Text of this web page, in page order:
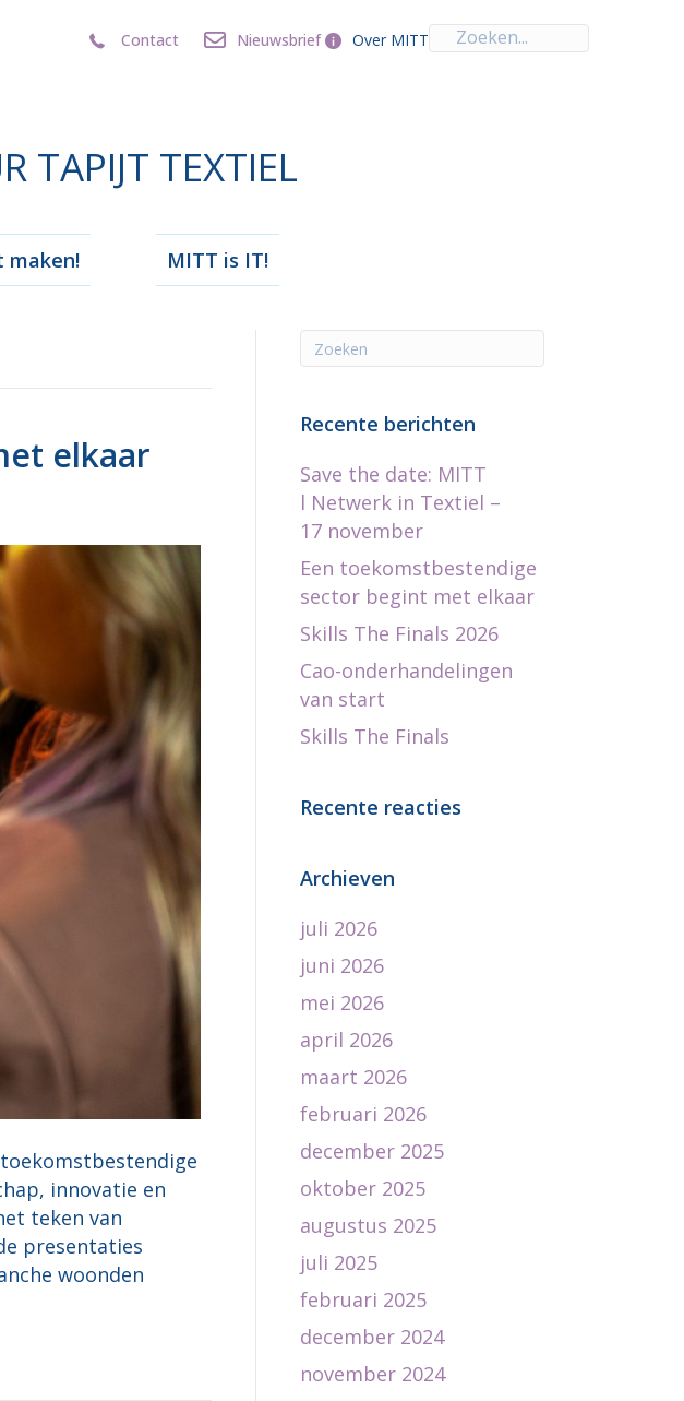
ContactContact Nieuwsbrief
Nieuwsbrief Over MITT
Over MITT
TAPIJT TEXTIEL
maken! MITT is IT!
elkaar
innovatie en
teken van
presentaties
woonden
Recente berichten
Save the date: MITT
l Netwerk in Textiel –
17 november
Een toekomstbestendige
sector begint met elkaar
Skills The Finals 2026
Cao-onderhandelingen
van start
Skills The Finals
Recente reacties
Archieven
juli 2026
juni 2026
mei 2026
april 2026
maart 2026
februari 2026
december 2025
oktober 2025
augustus 2025
juli 2025
februari 2025
december 2024
november 2024